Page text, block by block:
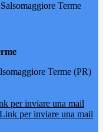
Terme
Terme (PR)
per inviare una mail
Link per inviare una mail